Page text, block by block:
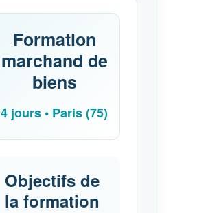
Formation
marchand de
biens
4 jours • Paris (75)
Objectifs de
la formation